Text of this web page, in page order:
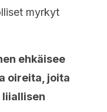
myrkyt
ehkäisee
oireita, joita
liiallisen